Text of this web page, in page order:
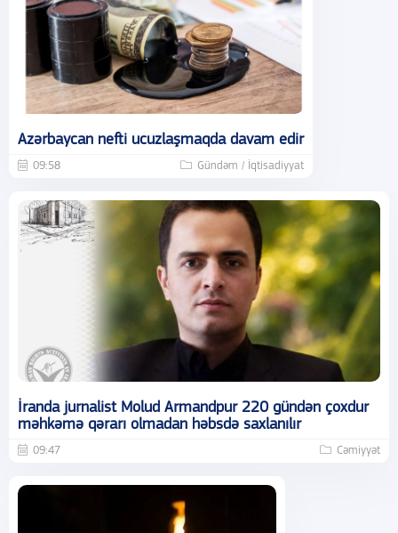
Azərbaycan nefti ucuzlaşmaqda davam edir
09:58 Gündəm / İqtisadiyyat
İranda jurnalist Molud Armandpur 220 gündən çoxdur
məhkəmə qərarı olmadan həbsdə saxlanılır
09:47 Cəmiyyət